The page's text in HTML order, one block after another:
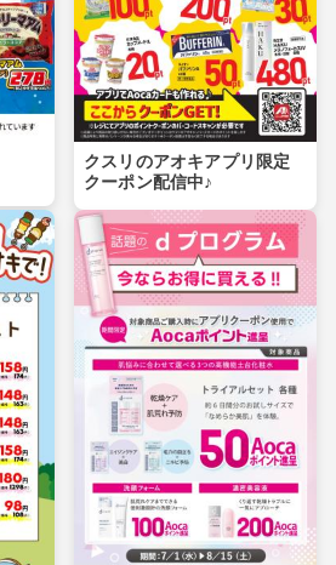
クスリのアオキアプリ限定
クーポン配信中♪